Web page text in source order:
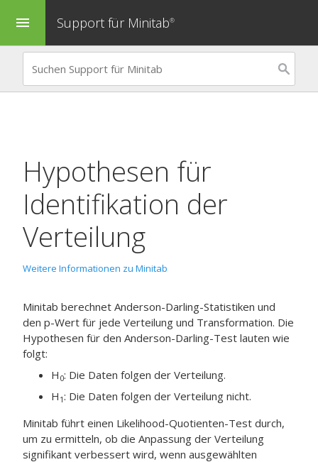
menu Support für Minitab®
Hypothesen für
Identifikation der
Verteilung
Weitere Informationen zu Minitab
Minitab berechnet Anderson-Darling-Statistiken und
den p-Wert für jede Verteilung und Transformation. Die
Hypothesen für den Anderson-Darling-Test lauten wie
folgt:
H 0: Die Daten folgen der Verteilung.
H 1: Die Daten folgen der Verteilung nicht.
Minitab führt einen Likelihood-Quotienten-Test durch,
um zu ermitteln, ob die Anpassung der Verteilung
signifikant verbessert wird, wenn ausgewählten